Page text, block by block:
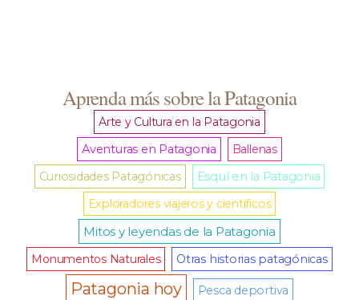
Aprenda más sobre la Patagonia
Arte y Cultura en la Patagonia
Aventuras en Patagonia
Ballenas
Curiosidades Patagónicas
Esquí en la Patagonia
Exploradores viajeros y científicos
Mitos y leyendas de la Patagonia
Monumentos Naturales Otras historias patagónicas
Patagonia hoy
Pesca deportiva